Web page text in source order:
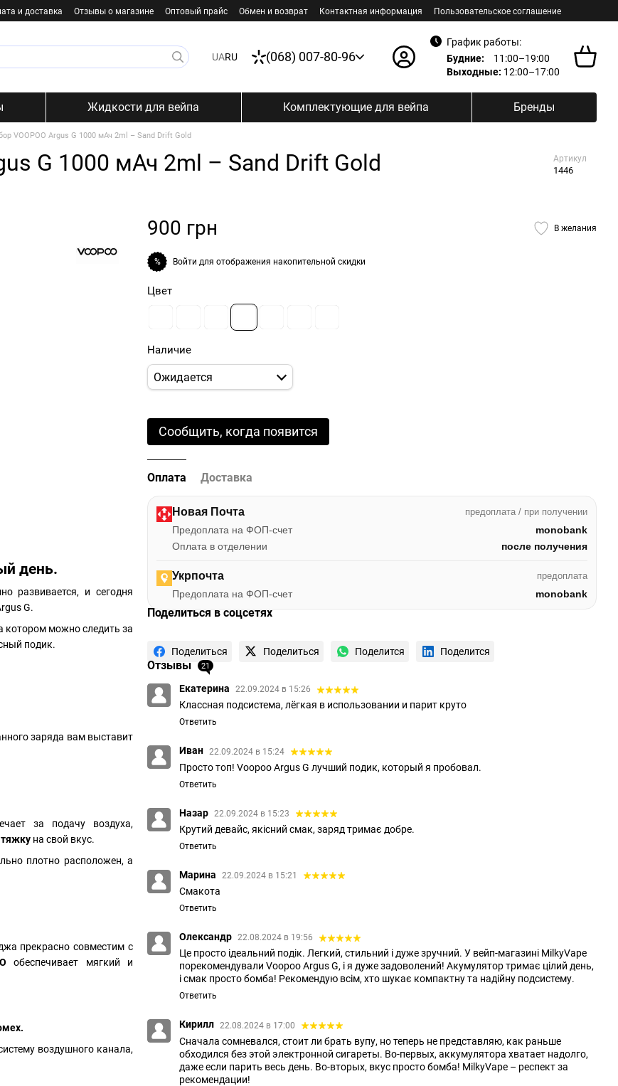
и доставка Отзывы о магазине Оптовый прайс Обмен и возврат Контактная информация Пользовательское соглашение
UARU (068) 007-80-96
График работы:
Будние:
11:00–19:00
Выходные: 12:00–17:00
Жидкости для вейпа Комплектующие для вейпа Бренды
VOOPOO Argus G 1000 мАч 2ml – Sand Drift Gold
G 1000 мАч 2ml – Sand Drift Gold Артикул
1446
день.
развивается, и сегодня
G.
котором можно следить за
подик.
заряда вам выставит
за подачу воздуха,
на свой вкус.
плотно расположен, а
прекрасно совместим с
обеспечивает мягкий и
воздушного канала,
900 грн В желания
% Войти для отображения накопительной скидки
Цвет
Наличие
Ожидается
Сообщить, когда появится
Оплата Доставка
Новая Почта предоплата / при получении
Предоплата на ФОП-счет
monobank
Оплата в отделении
после получения
Укрпочта предоплата
Предоплата на ФОП-счет monobank
Поделиться в соцсетях
Поделиться Поделиться Поделится Поделится
Отзывы 21
Екатерина 22.09.2024 в 15:26
Классная подсистема, лёгкая в использовании и парит круто
Ответить
Иван 22.09.2024 в 15:24
Просто топ! Voopoo Argus G лучший подик, который я пробовал.
Ответить
Назар 22.09.2024 в 15:23
Крутий девайс, якісний смак, заряд тримає добре.
Ответить
Марина 22.09.2024 в 15:21
Смакота
Ответить
Олександр 22.08.2024 в 19:56
Це просто ідеальний подік. Легкий, стильний і дуже зручний. У вейп-магазині MilkyVape
порекомендували Voopoo Argus G, і я дуже задоволений! Акумулятор тримає цілий день,
і смак просто бомба! Рекомендую всім, хто шукає компактну та надійну подсистему.
Ответить
Кирилл 22.08.2024 в 17:00
Сначала сомневался, стоит ли брать вупу, но теперь не представляю, как раньше
обходился без этой электронной сигареты. Во-первых, аккумулятора хватает надолго,
даже если парить весь день. Во-вторых, вкус просто бомба! MilkyVape – респект за
рекомендации!